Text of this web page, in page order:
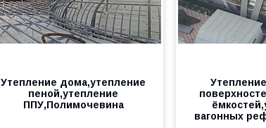
Утепление дома,утепление
пеной,утепление
ППУ,Полимочевина
вагонных